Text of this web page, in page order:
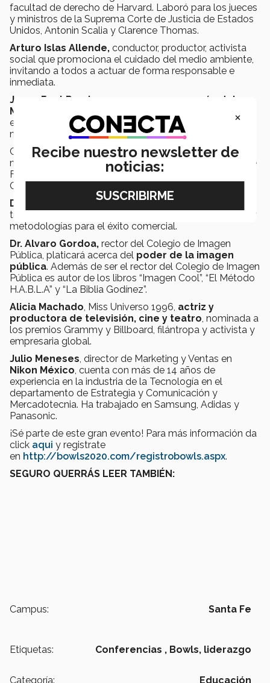
facultad de derecho de Harvard. Laboró para los jueces
y ministros de la Suprema Corte de Justicia de Estados
Unidos, Antonin Scalia y Clarence Thomas.
Arturo Islas Allende, conductor, productor, activista
social que promociona el cuidado del medio ambiente,
invitando a todos a actuar de forma responsable e
inmediata.
Jorge Font Ramirez
campeón del
Mundo de Ski Acuático
en la modalidad de figuras y siete veces campeón del
mundo en la modalidad de slalom.
Consultor y conferencista por más de treinta años en
más de seis países. Director de Filosofía Institucional de
Fundación Teletón y consejero del Tec campus
Cuernavaca.
Dr. Nico Shinagl
, fundador del Sales Specialist Club, a
través de su taller podrás aprender todo sobre ventas y
metodologías para el éxito comercial.
Dr. Alvaro Gordoa, rector del Colegio de Imagen
Pública, platicará acerca del poder de la imagen
pública. Además de ser el rector del Colegio de Imagen
Pública es autor de los libros “Imagen Cool”, “El Método
H.A.B.L.A” y “La Biblia Godínez”.
Alicia Machado, Miss Universo 1996, actriz y
productora de televisión, cine y teatro, nominada a
los premios Grammy y Billboard, filántropa y activista y
empresaria global.
Julio Meneses, director de Marketing y Ventas en
Nikon México, cuenta con más de 14 años de
experiencia en la industria de la Tecnología en el
departamento de Estrategia y Comunicación y
Mercadotecnia. Ha trabajado en Samsung, Adidas y
Panasonic.
¡Sé parte de este gran evento! Para más información da
click aqui y registrate
en http://bowls2020.com/registrobowls.aspx.
SEGURO QUERRÁS LEER TAMBIÉN:
Campus: Santa Fe
Etiquetas: Conferencias , Bowls, liderazgo
Categoría: Educación
×
Recibe nuestro newsletter de
noticias: